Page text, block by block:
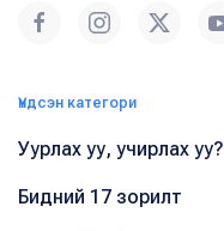
Үндсэн категори
Уурлах уу, учирлах уу?
Бидний 17 зорилт